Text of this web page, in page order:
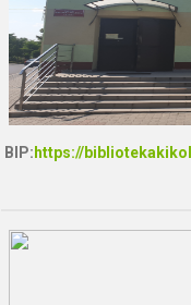
BIP: https://